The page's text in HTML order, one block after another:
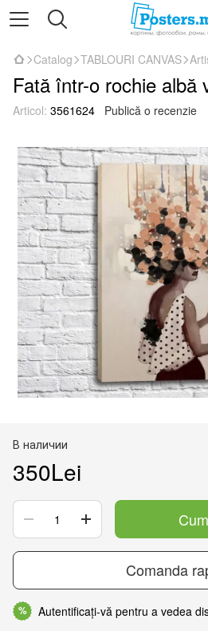
Catalog TABLOURI CANVAS
Fată într-o rochie albă
Articol: 3561624 Publică o recenzie
В наличии
350Lei
Comanda
% Autentificați-vă pentru a vedea